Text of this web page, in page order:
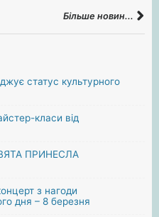
Більше новин...
статус культурного
класи від
ПРИНЕСЛА
з нагоди
дня – 8 березня